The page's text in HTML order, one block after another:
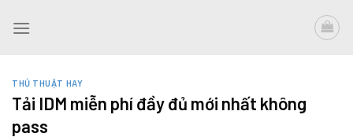
THỦ THUẬT HAY
Tải IDM miễn phí đầy đủ mới nhất không
pass